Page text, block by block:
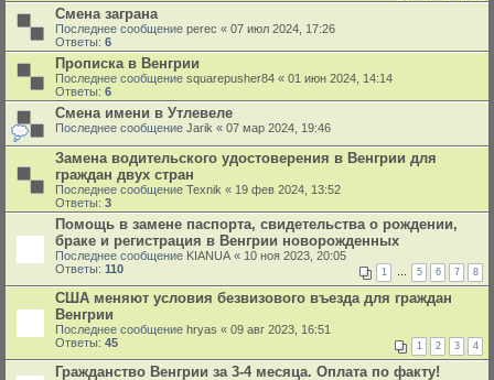
Смена заграна
Последнее сообщение perec « 07 июл 2024, 17:26
Ответы: 6
Прописка в Венгрии
Последнее сообщение squarepusher84 « 01 июн 2024, 14:14
Ответы: 6
Смена имени в Утлевеле
Последнее сообщение Jarik « 07 мар 2024, 19:46
Замена водительского удостоверения в Венгрии для
граждан двух стран
Последнее сообщение Texnik « 19 фев 2024, 13:52
Ответы: 3
Помощь в замене паспорта, свидетельства о рождении,
браке и регистрация в Венгрии новорожденных
Последнее сообщение KIANUA « 10 ноя 2023, 20:05
Ответы: 110 1 … 5 6 7 8
США меняют условия безвизового въезда для граждан
Венгрии
Последнее сообщение hryas « 09 авг 2023, 16:51
Ответы: 45 1 2 3 4
Гражданство Венгрии за 3-4 месяца. Оплата по факту!